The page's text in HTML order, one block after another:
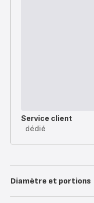
Service client
dédié
Diamètre et portions